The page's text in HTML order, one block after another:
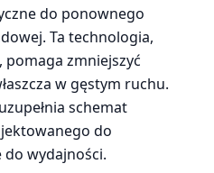
do ponownego
Ta technologia,
zmniejszyć
w gęstym ruchu.
schemat
do
wydajności.